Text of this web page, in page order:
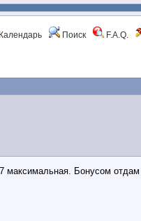
Календарь Поиск F.A.Q.
максимальная. Бонусом